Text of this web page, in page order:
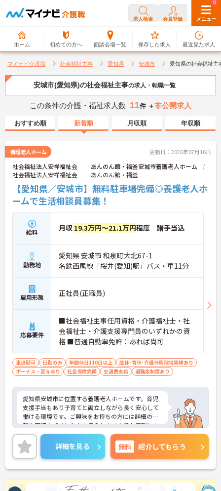
求人検索 会員登録 メニュー
ホーム 初めての方へ 面談会場一覧
0
保存した求人
0
最近見た求人
マイナビ介護職 社会福祉主事 愛知県 安城市 愛知県の社会福祉主
安城市(愛知県)の社会福祉主事の求人・転職一覧
この条件の介護・福祉求人数 11件 ＋非公開求人
おすすめ順 新着順 月収順 年収順
養護老人ホーム 更新日：2026年07月16日
社会福祉法人安祥福祉会 あんのん館・福釜安城市養護老人ホーム
社会福祉法人安祥福祉会 あんのん館・福釜
【愛知県／安城市】無料駐車場完備◎養護老人ホ
ームで生活相談員募集！
給料 月収 19.3万円～21.1万円程度 諸手当込
勤務地
愛知県 安城市 和泉町大北67-1
名鉄西尾線「桜井(愛知)駅」バス・車11分
雇用形態 正社員(正職員)
応募要件
■社会福祉主事任用資格・介護福祉士・社
会福祉士・介護支援専門員のいずれかの資
格 ■普通自動車免許：あれば尚可
車通勤可 日勤のみ 年間休日110日以上
産休･育休･介護休暇取得実績あり
ボーナス・賞与あり
社会保険完備 交通費支給 退職金制度あり
愛知県安城市に位置する養護老人ホームです。育児
支援手当もあり子育てと両立しながら長く安心して
働ける環境です。ご興味をお持ちの方には詳細の情
報や面接のポイントをお伝えしますのでお気軽にお
問い合わせくださいませ。
詳細を見る 無料 紹介してもらう